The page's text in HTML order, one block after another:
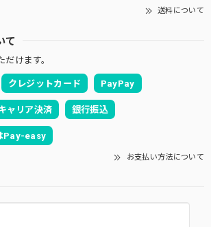
送料について
て
けます。
クレジットカード PayPay
ャリア決済 銀行振込
Pay-easy
お支払い方法について